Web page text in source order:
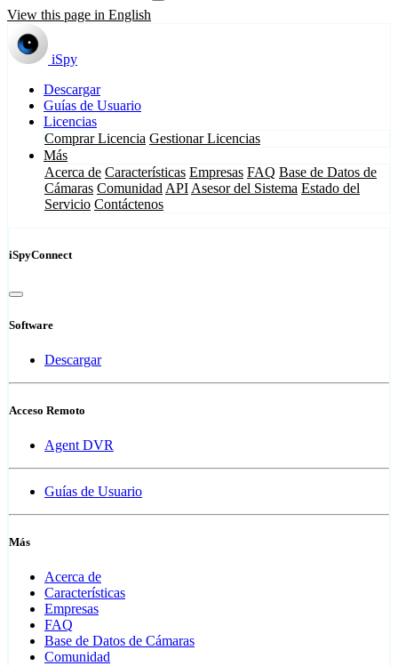
View this page in English
iSpy
Descargar
Guías de Usuario
Licencias
Comprar Licencia Gestionar Licencias
Más
Acerca de Características Empresas FAQ Base de Datos de
Cámaras Comunidad API Asesor del Sistema Estado del
Servicio Contáctenos
iSpyConnect
Software
Descargar
Acceso Remoto
Agent DVR
Guías de Usuario
Más
Acerca de
Características
Empresas
FAQ
Base de Datos de Cámaras
Comunidad